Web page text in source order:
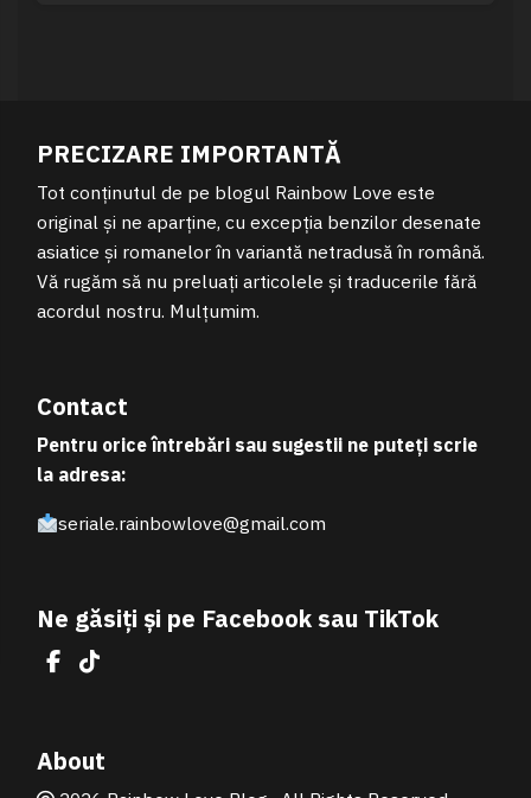
PRECIZARE IMPORTANTĂ
Tot conținutul de pe blogul Rainbow Love este
original și ne aparține, cu excepția benzilor desenate
asiatice și romanelor în variantă netradusă în română.
Vă rugăm să nu preluați articolele și traducerile fără
acordul nostru. Mulțumim.
Contact
Pentru orice întrebări sau sugestii ne puteți scrie
la adresa:
seriale.rainbowlove@gmail.com
Ne găsiți și pe Facebook sau TikTok
About